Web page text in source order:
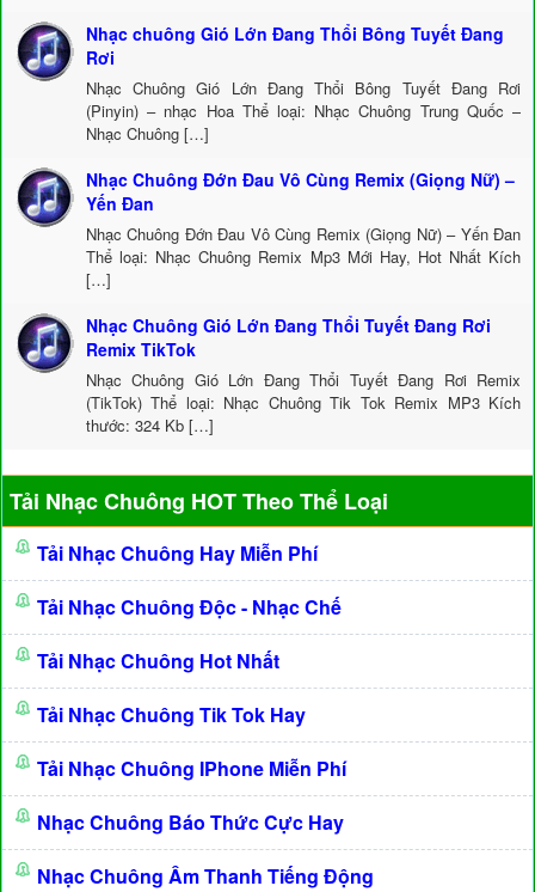
Nhạc chuông Gió Lớn Đang Thổi Bông Tuyết Đang
Rơi
Nhạc Chuông Gió Lớn Đang Thổi Bông Tuyết Đang Rơi
(Pinyin) – nhạc Hoa Thể loại: Nhạc Chuông Trung Quốc –
Nhạc Chuông […]
Nhạc Chuông Đớn Đau Vô Cùng Remix (Giọng Nữ) –
Yến Đan
Nhạc Chuông Đớn Đau Vô Cùng Remix (Giọng Nữ) – Yến Đan
Thể loại: Nhạc Chuông Remix Mp3 Mới Hay, Hot Nhất Kích
[…]
Nhạc Chuông Gió Lớn Đang Thổi Tuyết Đang Rơi
Remix TikTok
Nhạc Chuông Gió Lớn Đang Thổi Tuyết Đang Rơi Remix
(TikTok) Thể loại: Nhạc Chuông Tik Tok Remix MP3 Kích
thước: 324 Kb […]
Tải Nhạc Chuông HOT Theo Thể Loại
Tải Nhạc Chuông Hay Miễn Phí
Tải Nhạc Chuông Độc - Nhạc Chế
Tải Nhạc Chuông Hot Nhất
Tải Nhạc Chuông Tik Tok Hay
Tải Nhạc Chuông IPhone Miễn Phí
Nhạc Chuông Báo Thức Cực Hay
Nhạc Chuông Âm Thanh Tiếng Động